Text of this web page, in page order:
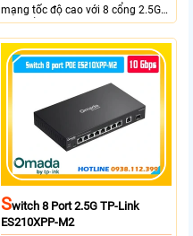
mạng tốc độ cao với 8 cổng 2.5GE
và 2 cổng 10G SFP+ đáp ứng nhu
cầu truyền tải dữ liệu lớn sở hữu
băng thông chuyển mạch 80Gbps
tốc độ chuyển tiếp 59.52Mpps
mang lại kết nối ổn định cho
doanh nghiệp văn phòng và hệ
thống mạng hiện đại.
SWitch 8 Port 2.5G TP-Link
ES210XPP-M2